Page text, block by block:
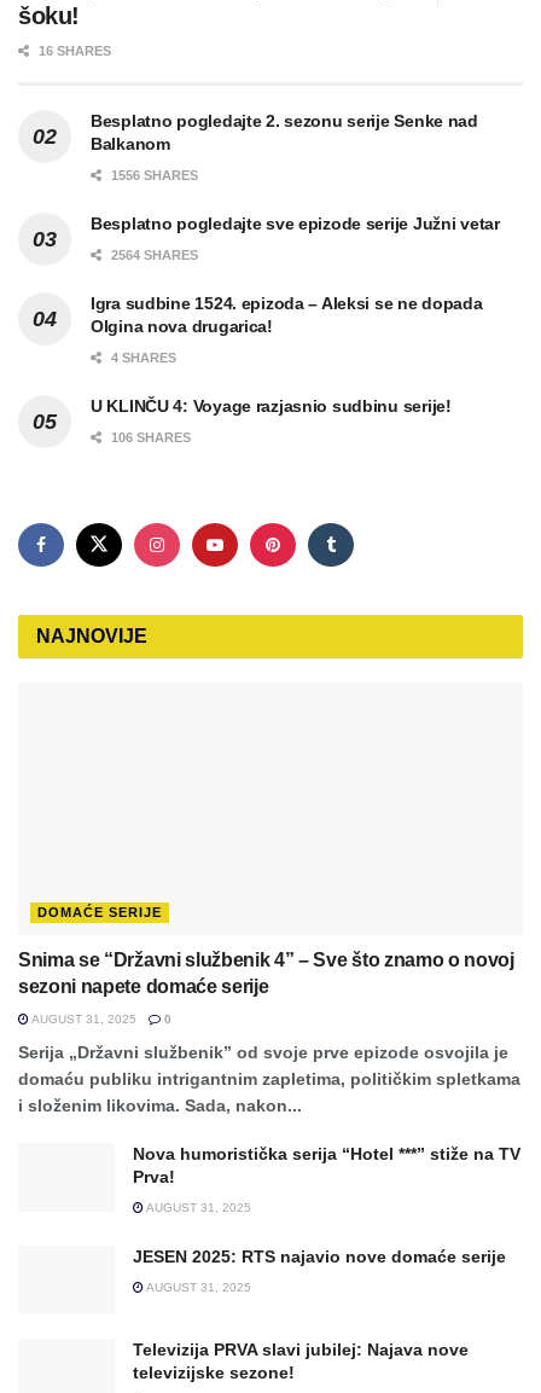
šoku!
16 SHARES
Besplatno pogledajte 2. sezonu serije Senke nad
Balkanom
1556 SHARES
Besplatno pogledajte sve epizode serije Južni vetar
2564 SHARES
Igra sudbine 1524. epizoda – Aleksi se ne dopada
Olgina nova drugarica!
4 SHARES
U KLINČU 4: Voyage razjasnio sudbinu serije!
106 SHARES
NAJNOVIJE
DOMAĆE SERIJE
Snima se “Državni službenik 4” – Sve što znamo o novoj
sezoni napete domaće serije
AUGUST 31, 2025 0
Serija „Državni službenik” od svoje prve epizode osvojila je
domaću publiku intrigantnim zapletima, političkim spletkama
i složenim likovima. Sada, nakon...
Nova humoristička serija “Hotel ***” stiže na TV
Prva!
AUGUST 31, 2025
JESEN 2025: RTS najavio nove domaće serije
AUGUST 31, 2025
Televizija PRVA slavi jubilej: Najava nove
televizijske sezone!